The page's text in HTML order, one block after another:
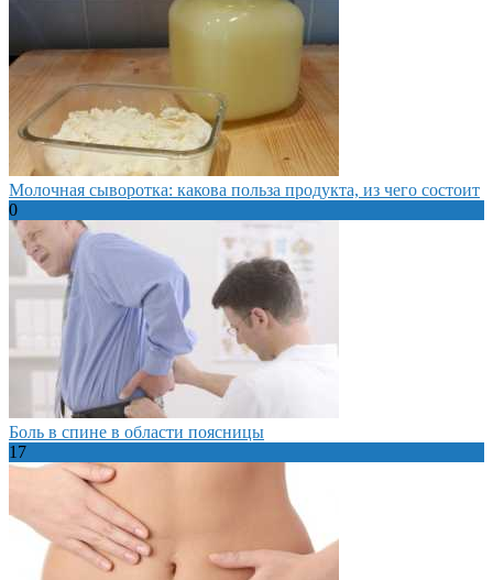
Молочная сыворотка: какова польза продукта, из чего состоит
0
Боль в спине в области поясницы
17